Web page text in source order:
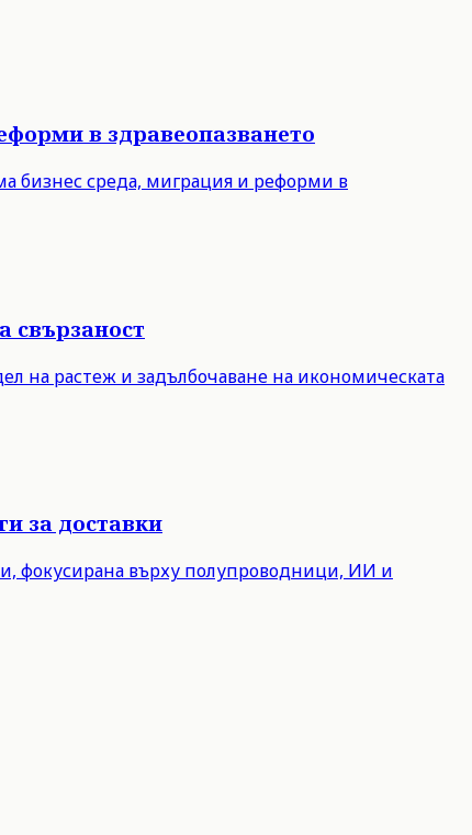
в здравеопазването
бизнес среда, миграция и реформи в
свързаност
на растеж и задълбочаване на икономическата
за доставки
фокусирана върху полупроводници, ИИ и